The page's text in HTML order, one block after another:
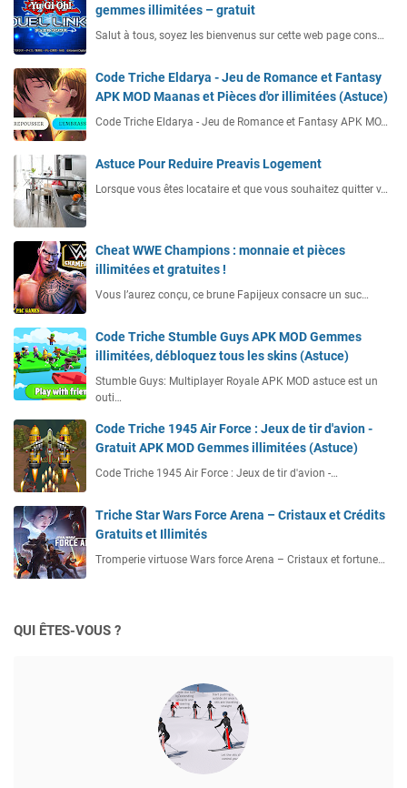
gemmes illimitées – gratuit
Salut à tous, soyez les bienvenus sur cette web page cons…
Code Triche Eldarya - Jeu de Romance et Fantasy
APK MOD Maanas et Pièces d'or illimitées (Astuce)
Code Triche Eldarya - Jeu de Romance et Fantasy APK MO…
Astuce Pour Reduire Preavis Logement
Lorsque vous êtes locataire et que vous souhaitez quitter v…
Cheat WWE Champions : monnaie et pièces
illimitées et gratuites !
Vous l’aurez conçu, ce brune Fapijeux consacre un suc…
Code Triche Stumble Guys APK MOD Gemmes
illimitées, débloquez tous les skins (Astuce)
Stumble Guys: Multiplayer Royale APK MOD astuce est un
outi…
Code Triche 1945 Air Force : Jeux de tir d'avion -
Gratuit APK MOD Gemmes illimitées (Astuce)
Code Triche 1945 Air Force : Jeux de tir d'avion -…
Triche Star Wars Force Arena – Cristaux et Crédits
Gratuits et Illimités
Tromperie virtuose Wars force Arena – Cristaux et fortune…
QUI ÊTES-VOUS ?